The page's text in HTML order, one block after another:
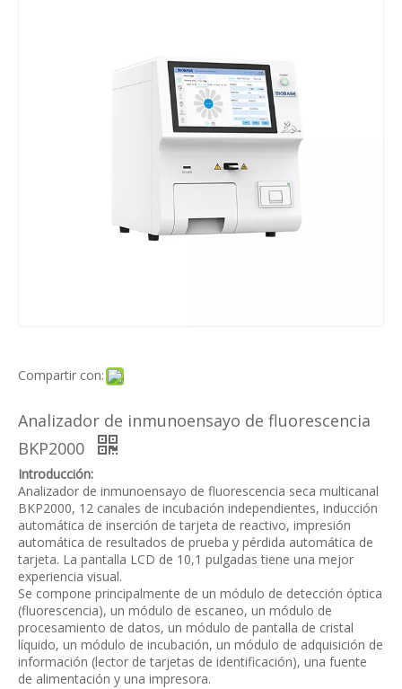
Compartir con:
Analizador de inmunoensayo de fluorescencia
BKP2000
Introducción:
Analizador de inmunoensayo de fluorescencia seca multicanal
BKP2000, 12 canales de incubación independientes, inducción
automática de inserción de tarjeta de reactivo, impresión
automática de resultados de prueba y pérdida automática de
tarjeta. La pantalla LCD de 10,1 pulgadas tiene una mejor
experiencia visual.
Se compone principalmente de un módulo de detección óptica
(fluorescencia), un módulo de escaneo, un módulo de
procesamiento de datos, un módulo de pantalla de cristal
líquido, un módulo de incubación, un módulo de adquisición de
información (lector de tarjetas de identificación), una fuente
de alimentación y una impresora.